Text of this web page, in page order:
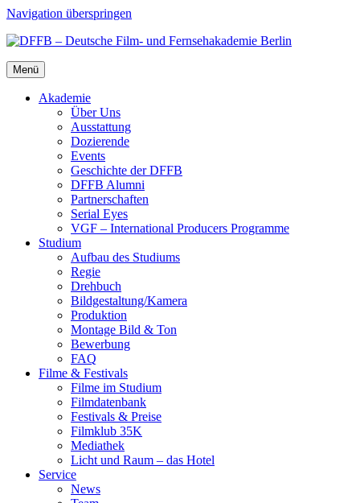
Navigation überspringen
Menü
Aka­de­mie
Über Uns
Aus­stat­tung
Dozie­ren­de
Events
Geschich­te der DFFB
DFFB Alum­ni
Part­ner­schaf­ten
Seri­al Eyes
VGF – Inter­na­tio­nal Pro­du­cers Pro­gram­me
Stu­di­um
Auf­bau des Stu­di­ums
Regie
Dreh­buch
Bildgestaltung/​​Kamera
Pro­duk­ti­on
Mon­ta­ge Bild & Ton
Bewer­bung
FAQ
Fil­me & Fes­ti­vals
Fil­me im Stu­di­um
Film­da­ten­bank
Fes­ti­vals & Prei­se
Film­klub 35K
Media­thek
Licht und Raum – das Hotel
Ser­vice
News